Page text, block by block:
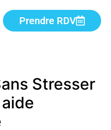
Prendre RDV
Stresser